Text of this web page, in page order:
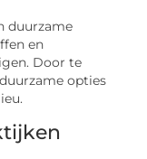
duurzame
en
Door te
opties